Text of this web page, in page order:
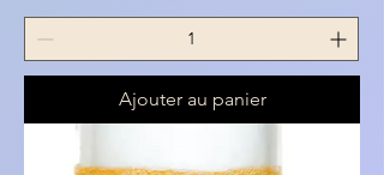
Ajouter au panier